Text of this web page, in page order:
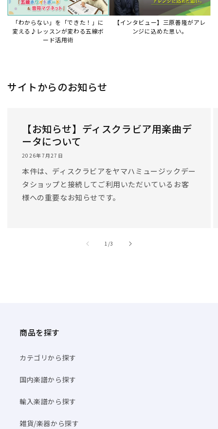
「わからない」を「できた！」に
変える♪レッスンが変わる五線ボ
ード活用術
【インタビュー】三原善隆がアレ
ンジに込めた思い。
サイトからのお知らせ
【お知らせ】ディスクラビア用楽曲デ
ータについて
2026年7月27日
本件は、ディスクラビアをヤマハミュージックデー
タショップと接続してご利用いただいているお客
様への重要なお知らせです。
1 //3
商品を探す
カテゴリから探す
国内楽譜から探す
輸入楽譜から探す
雑貨/楽器から探す